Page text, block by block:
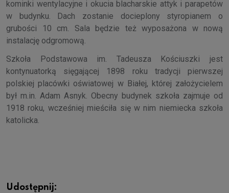
kominki wentylacyjne i okucia blacharskie attyk i parapetów
w budynku. Dach zostanie docieplony styropianem o
grubości 10 cm. Sala będzie też wyposażona w nową
instalację odgromową.
Szkoła Podstawowa im. Tadeusza Kościuszki jest
kontynuatorką sięgającej 1898 roku tradycji pierwszej
polskiej placówki oświatowej w Białej, której założycielem
był m.in. Adam Asnyk. Obecny budynek szkoła zajmuje od
1918 roku, wcześniej mieściła się w nim niemiecka szkoła
katolicka.
Udostępnij: